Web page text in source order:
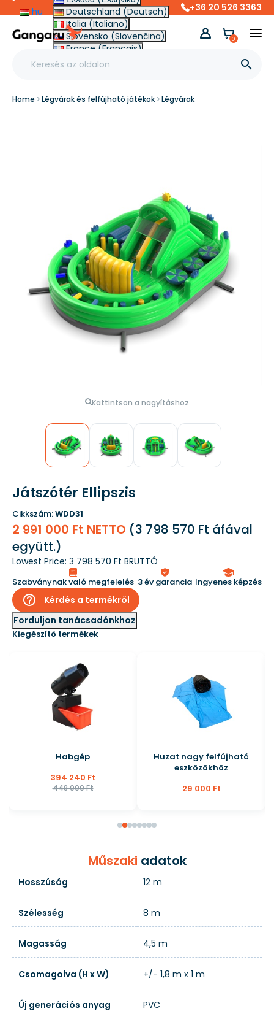
hu
Deutschland (Deutsch)
Italia (Italiano)
Slovensko (Slovenčina)
France (Français)
Other (English €)
+36 20 526 3363

0
Home Légvárak és felfújható játékok Légvárak
Kattintson a nagyításhoz
Játszótér Ellipszis
Cikkszám:WDD31
2 991 000 Ft NETTO (3 798 570 Ft áfával
együtt.)
Lowest Price: 3 798 570 Ft BRUTTÓ
Szabványnak való megfelelés 3 év garancia Ingyenes képzés
help_outline
Kérdés a termékről
Forduljon tanácsadónkhoz
Kiegészítő termékek
Habgép
394 240 Ft
448 000 Ft
Huzat nagy felfújható
eszközökhöz
29 000 Ft
Műszaki adatok
Hosszúság 12 m
Szélesség 8 m
Magasság 4,5 m
Csomagolva (H x W) +/- 1,8 m x 1 m
Új generációs anyag PVC